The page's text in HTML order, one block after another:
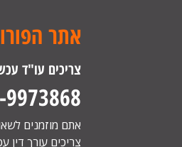
אתר
צריכים עו"ד
אתם מוזמנים
צריכים עורך דין